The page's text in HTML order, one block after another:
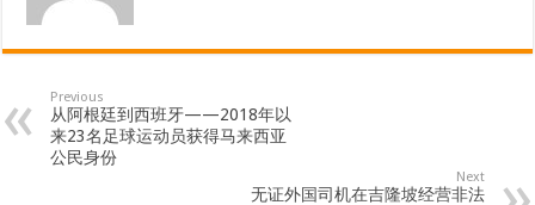
Previous
从阿根廷到西班牙——2018年以
来23名足球运动员获得马来西亚
公民身份
Next
无证外国司机在吉隆坡经营非法